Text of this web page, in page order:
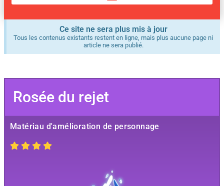
Ce site ne sera plus mis à jour
Tous les contenus existants restent en ligne, mais plus aucune page ni
article ne sera publié.
Rosée du rejet
Matériau d'amélioration de personnage